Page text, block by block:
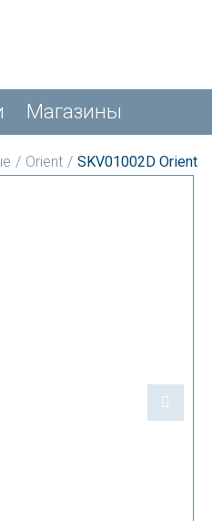
Магазины
/ Orient / SKV01002D Orient